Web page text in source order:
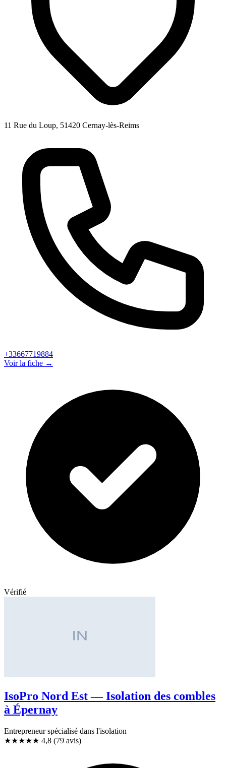
11 Rue du Loup, 51420 Cernay-lès-Reims
+33667719884
Voir la fiche →
Vérifié
IsoPro Nord Est — Isolation des combles
à Épernay
Entrepreneur spécialisé dans l'isolation
★★★★★ 4,8 (79 avis)